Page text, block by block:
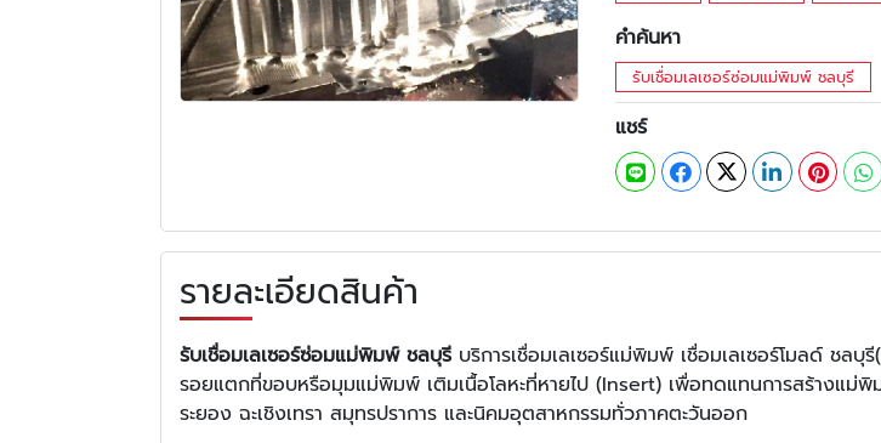
คำค้นหา
รับเชื่อมเลเซอร์ซ่อมแม่พิมพ์ ชลบุรี
แชร์
รายละเอียดสินค้า
รับเชื่อมเลเซอร์ซ่อมแม่พิมพ์ ชลบุรี บริการเชื่อมเลเซอร์แม่พิมพ์ เชื่อมเลเซอร์โมลด์ ช
รอยแตกที่ขอบหรือมุมแม่พิมพ์ เติมเนื้อโลหะที่หายไป (Insert) เพื่อทดแทนการสร้างแ
ระยอง ฉะเชิงเทรา สมุทรปราการ และนิคมอุตสาหกรรมทั่วภาคตะวันออก